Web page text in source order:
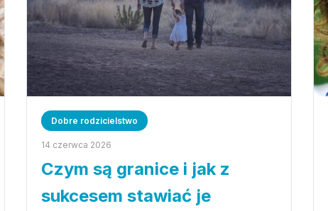
Dobre rodzicielstwo
14 czerwca 2026
Czym są granice i jak z
sukcesem stawiać je